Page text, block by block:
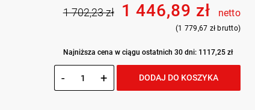
1 702,23 zł 1 446,89 zł netto
(1 779,67 zł brutto)
Najniższa cena w ciągu ostatnich 30 dni: 1117,25 zł
- + DODAJ DO KOSZYKA